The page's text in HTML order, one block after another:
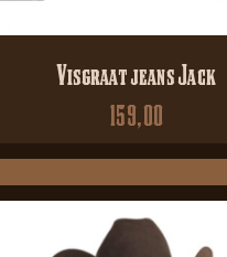
Visgraat jeans Jack
159,00